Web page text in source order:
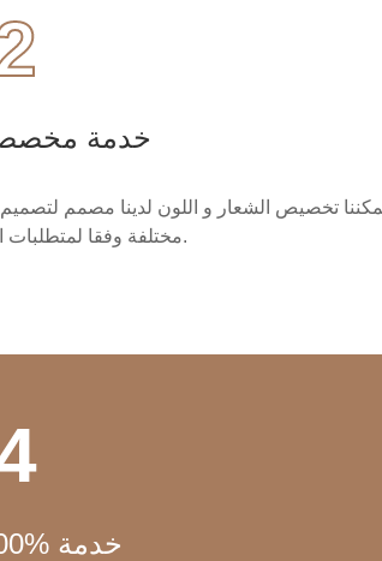
خدمة
يمكننا تخصيص الشعار و اللون لدينا
مختلفة وفقا لمتطلبات العملاء.
100% خدمة